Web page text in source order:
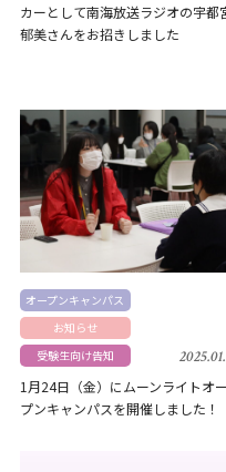
カーとして南海放送ラジオの宇都
郁美さんをお招きしました
オープンキャンパス
お知らせ
受験生向け告知
1月24日（金）にムーンライトオー
プンキャンパスを開催しました！